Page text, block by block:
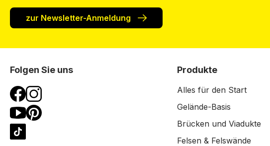
zur Newsletter-Anmeldung
Folgen Sie uns Produkte
Alles für den Start
Gelände-Basis
Brücken und Viadukte
Felsen & Felswände